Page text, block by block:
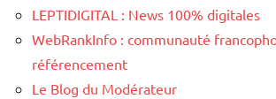
LEPTIDIGITAL : News 100% digitales
WebRankInfo : communauté
référencement
Le Blog du Modérateur